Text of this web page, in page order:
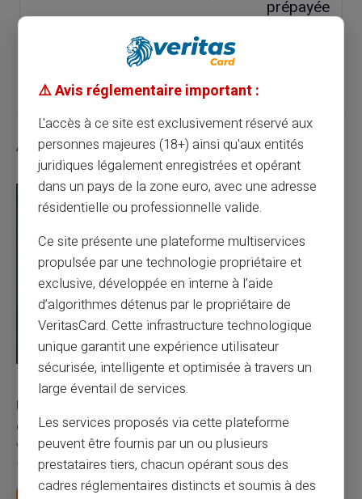
prépayée
Articles similaires
03/08/2026 Veritas
Une carte bancaire gratuite sans compte, ça
existe ?
Vous avez tapé cette recherche parce que votre banque vous
facture 50 € par an pour une carte que vo...
⚠️ Avis réglementaire important :
L'accès à ce site est exclusivement réservé aux
personnes majeures (18+) ainsi qu'aux entités
juridiques légalement enregistrées et opérant
dans un pays de la zone euro, avec une adresse
résidentielle ou professionnelle valide.
Ce site présente une plateforme multiservices
propulsée par une technologie propriétaire et
exclusive, développée en interne à l’aide
d’algorithmes détenus par le propriétaire de
VeritasCard. Cette infrastructure technologique
unique garantit une expérience utilisateur
sécurisée, intelligente et optimisée à travers un
large éventail de services.
Les services proposés via cette plateforme
peuvent être fournis par un ou plusieurs
prestataires tiers, chacun opérant sous des
cadres réglementaires distincts et soumis à des